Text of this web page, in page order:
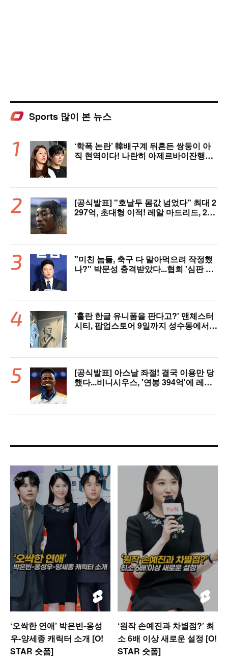
Sports 많이 본 뉴스
‘학폭 논란’ 韓배구계 뒤흔든 쌍둥이 아
직 현역이다! 나란히 아제르바이잔행→5
[공식발표] "호날두 몸값 넘었다" 최대 2
297억, 초대형 이적! 레알 마드리드, 21
"미친 놈들, 축구 다 말아먹으려 작정했
나?" 박문성 충격받았다...협회 '심판 성
'홀란 한글 유니폼을 판다고?' 맨체스터
시티, 팝업스토어 9일까지 성수동에서
[공식발표] 아스날 좌절! 결국 이용만 당
했다...비니시우스, '연봉 394억'에 레알
‘오싹한 연애’ 박은빈-옹성
우-양세종 캐릭터 소개 [O!
STAR 숏폼]
‘원작 손예진과 차별점?’ 최
소 6배 이상 새로운 설정 [O!
STAR 숏폼]